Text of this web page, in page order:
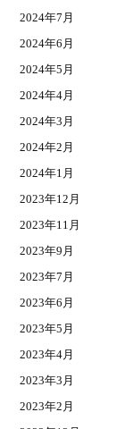
2024年7月
2024年6月
2024年5月
2024年4月
2024年3月
2024年2月
2024年1月
2023年12月
2023年11月
2023年9月
2023年7月
2023年6月
2023年5月
2023年4月
2023年3月
2023年2月